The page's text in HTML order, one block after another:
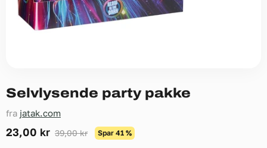
Selvlysende party pakke
fra jatak.com
Nuværende pris
23,00 kr Original pris
39,00 kr Spar 41 %